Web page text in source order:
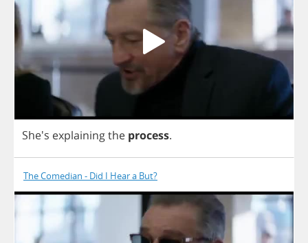
She's explainingthe process.
The Comedian - Did I Hear a But?